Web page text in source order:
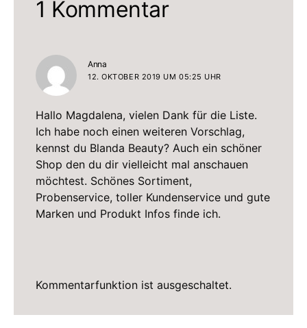
1 Kommentar
Anna
12. OKTOBER 2019 UM 05:25 UHR
Hallo Magdalena, vielen Dank für die Liste.
Ich habe noch einen weiteren Vorschlag,
kennst du Blanda Beauty? Auch ein schöner
Shop den du dir vielleicht mal anschauen
möchtest. Schönes Sortiment,
Probenservice, toller Kundenservice und gute
Marken und Produkt Infos finde ich.
Kommentarfunktion ist ausgeschaltet.